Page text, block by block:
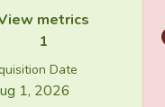
metrics
1
Date
1, 2026